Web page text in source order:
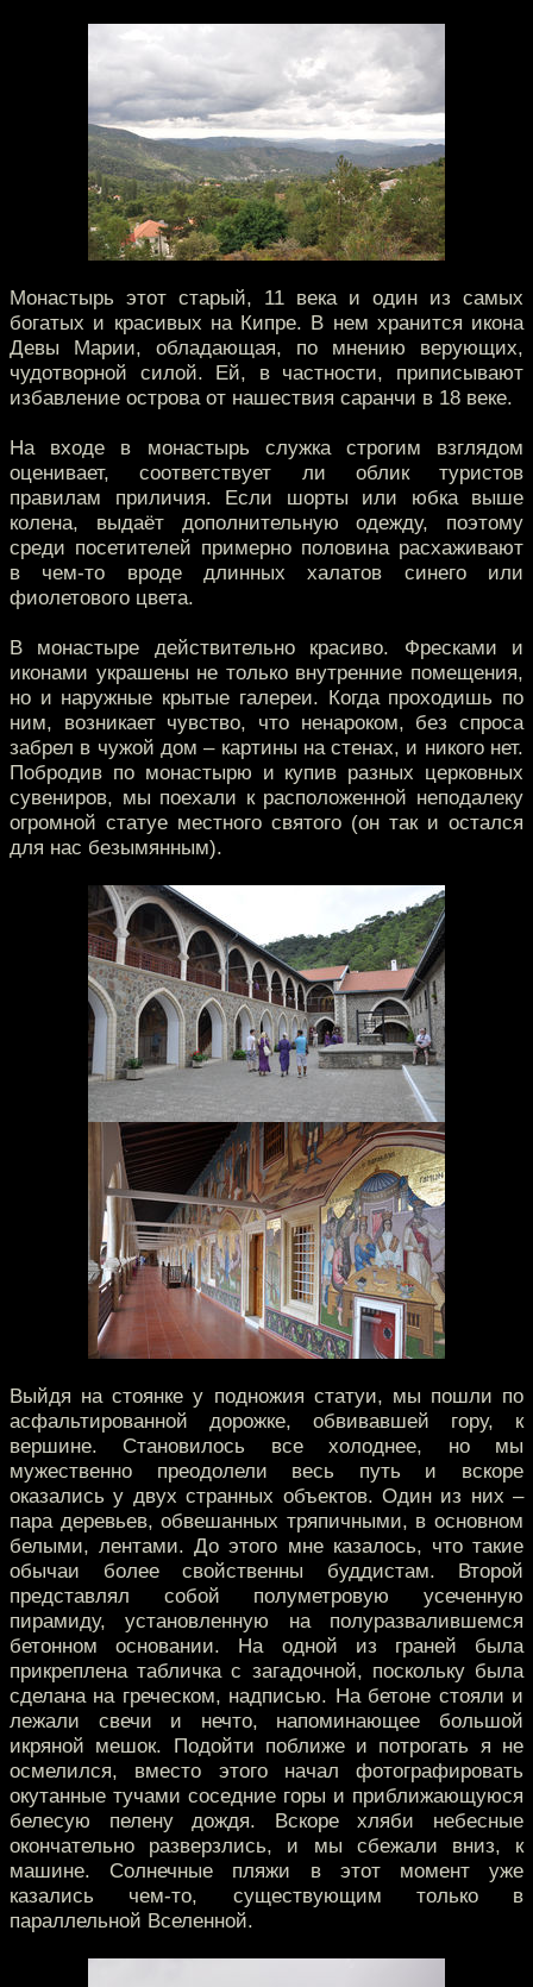
Монастырь этот старый, 11 века и один из самых
богатых и красивых на Кипре. В нем хранится икона
Девы Марии, обладающая, по мнению верующих,
чудотворной силой. Ей, в частности, приписывают
избавление острова от нашествия саранчи в 18 веке.
На входе в монастырь служка строгим взглядом
оценивает, соответствует ли облик туристов
правилам приличия. Если шорты или юбка выше
колена, выдаёт дополнительную одежду, поэтому
среди посетителей примерно половина расхаживают
в чем-то вроде длинных халатов синего или
фиолетового цвета.
В монастыре действительно красиво. Фресками и
иконами украшены не только внутренние помещения,
но и наружные крытые галереи. Когда проходишь по
ним, возникает чувство, что ненароком, без спроса
забрел в чужой дом – картины на стенах, и никого нет.
Побродив по монастырю и купив разных церковных
сувениров, мы поехали к расположенной неподалеку
огромной статуе местного святого (он так и остался
для нас безымянным).
Выйдя на стоянке у подножия статуи, мы пошли по
асфальтированной дорожке, обвивавшей гору, к
вершине. Становилось все холоднее, но мы
мужественно преодолели весь путь и вскоре
оказались у двух странных объектов. Один из них –
пара деревьев, обвешанных тряпичными, в основном
белыми, лентами. До этого мне казалось, что такие
обычаи более свойственны буддистам. Второй
представлял собой полуметровую усеченную
пирамиду, установленную на полуразвалившемся
бетонном основании. На одной из граней была
прикреплена табличка с загадочной, поскольку была
сделана на греческом, надписью. На бетоне стояли и
лежали свечи и нечто, напоминающее большой
икряной мешок. Подойти поближе и потрогать я не
осмелился, вместо этого начал фотографировать
окутанные тучами соседние горы и приближающуюся
белесую пелену дождя. Вскоре хляби небесные
окончательно разверзлись, и мы сбежали вниз, к
машине. Солнечные пляжи в этот момент уже
казались чем-то, существующим только в
параллельной Вселенной.